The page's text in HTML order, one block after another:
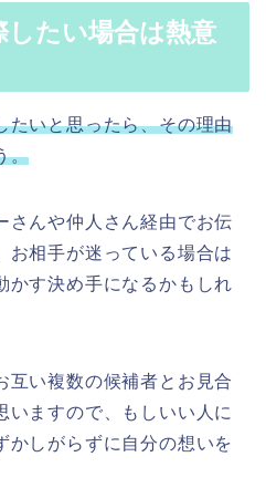
したい場合は熱意
たいと思ったら、その理由
。
さんや仲人さん経由でお伝
お相手が迷っている場合は
かす決め手になるかもしれ
互い複数の候補者とお見合
いますので、もしいい人に
かしがらずに自分の想いを